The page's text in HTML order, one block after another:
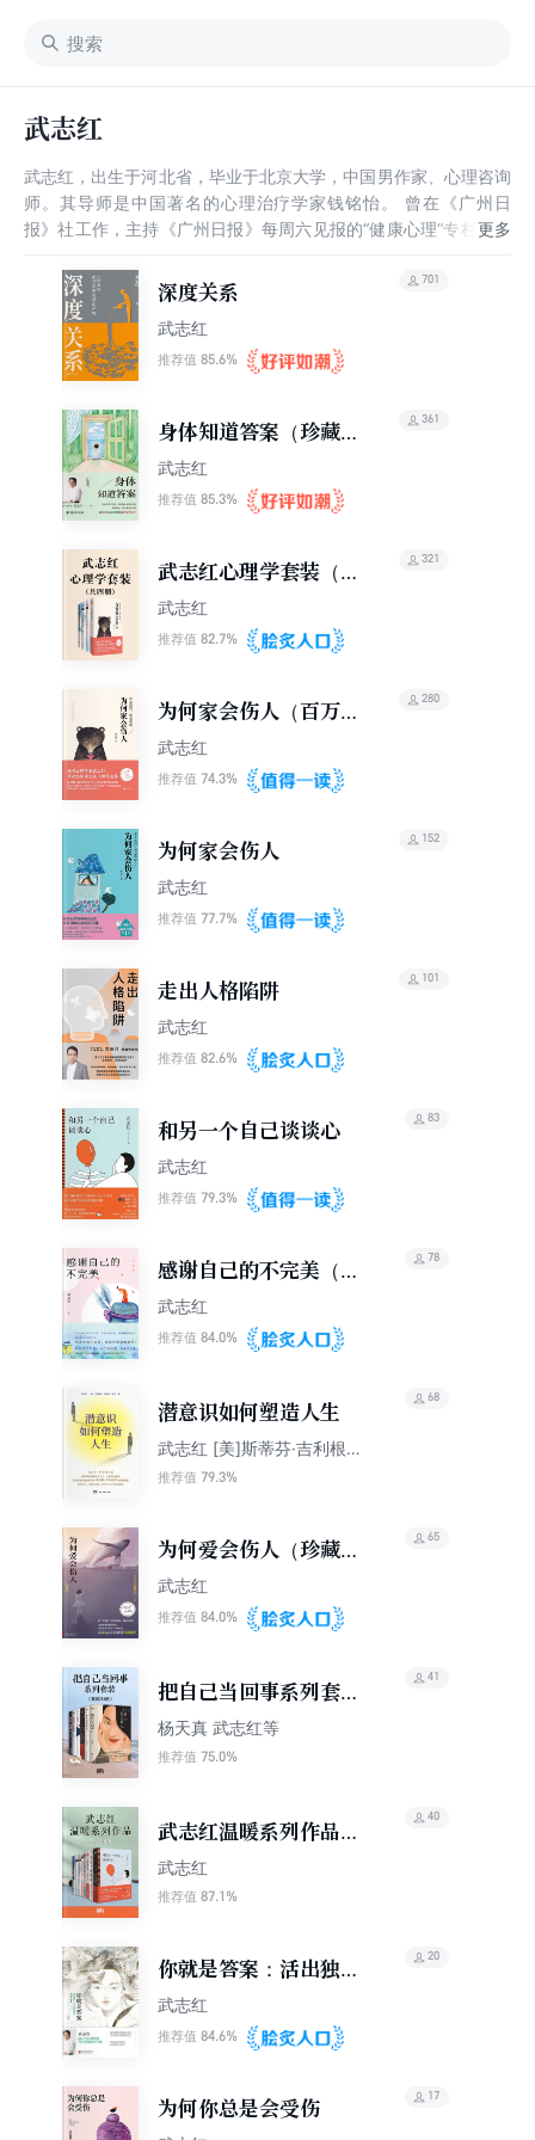
武志红
武志红，出生于河北省，毕业于北京大学，中国男作家、心理咨询
师。其导师是中国著名的心理治疗学家钱铭怡。 曾在《广州日
报》社工作，主持《广州日报》每周六见报的“健康心理“专栏，创
等。其是知识经济大潮中最先受益的人之一，曾凭借17万粉丝登上
知识付费排行榜。
深度关系
武志红
推荐值 85.6%
701
身体知道答案（珍藏
版）
武志红
推荐值 85.3%
361
武志红心理学套装（共
四册）
武志红
推荐值 82.7%
321
为何家会伤人（百万畅
销纪念版）
武志红
推荐值 74.3%
280
为何家会伤人
武志红
推荐值 77.7%
152
走出人格陷阱
武志红
推荐值 82.6%
101
和另一个自己谈谈心
武志红
推荐值 79.3%
83
感谢自己的不完美（白
金版）
武志红
推荐值 84.0%
78
潜意识如何塑造人生
武志红 [美]斯蒂芬·吉利根
乐悠
推荐值 79.3%
68
为何爱会伤人（珍藏
版）
武志红
推荐值 84.0%
65
把自己当回事系列套装
（套装共6册）
杨天真 武志红等
推荐值 75.0%
41
武志红温暖系列作品
（套装共8册）
武志红
推荐值 87.1%
40
你就是答案：活出独一
无二的自己
武志红
推荐值 84.6%
20
为何你总是会受伤
17